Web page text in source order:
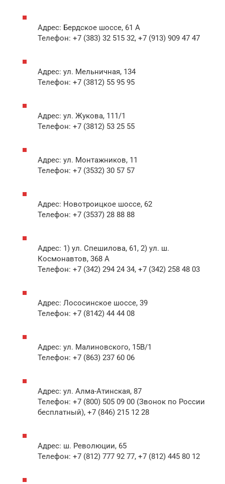
Адрес: Бердское шоссе, 61 А
Телефон: +7 (383) 32 515 32, +7 (913) 909 47 47
Адрес: ул. Мельничная, 134
Телефон: +7 (3812) 55 95 95
Адрес: ул. Жукова, 111/1
Телефон: +7 (3812) 53 25 55
Адрес: ул. Монтажников, 11
Телефон: +7 (3532) 30 57 57
Адрес: Новотроицкое шоссе, 62
Телефон: +7 (3537) 28 88 88
Адрес: 1) ул. Спешилова, 61, 2) ул. ш.
Космонавтов, 368 А
Телефон: +7 (342) 294 24 34, +7 (342) 258 48 03
Адрес: Лососинское шоссе, 39
Телефон: +7 (8142) 44 44 08
Адрес: ул. Малиновского, 15В/1
Телефон: +7 (863) 237 60 06
Адрес: ул. Алма-Атинская, 87
Телефон: +7 (800) 505 09 00 (Звонок по России
бесплатный), +7 (846) 215 12 28
Адрес: ш. Революции, 65
Телефон: +7 (812) 777 92 77, +7 (812) 445 80 12